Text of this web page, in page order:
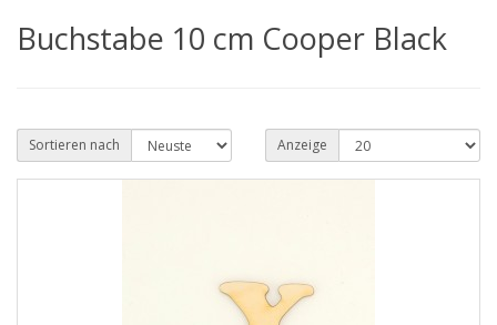
Buchstabe 10 cm Cooper Black
Sortieren nach Anzeige